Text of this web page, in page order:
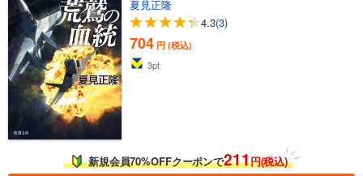
夏見正隆
4.3(3)
704 円 (税込)
3pt
新規会員70%OFFクーポンで211円(税込)